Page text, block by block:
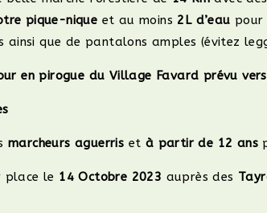
pique-nique et au moins 2L d’eau pour
ainsi que de pantalons amples (évitez
en pirogue du Village Favard prévu
marcheurs aguerris et à partir de 12 ans
place le 14 Octobre 2023 auprès des